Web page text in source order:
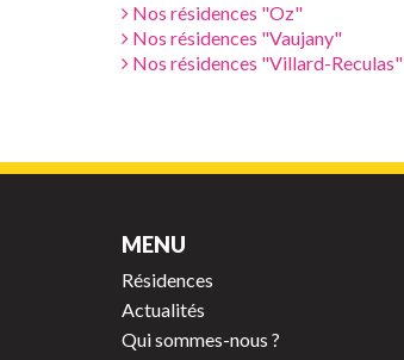
Nos résidences "Oz"
Nos résidences "Vaujany"
Nos résidences "Villard-Reculas"
MENU
Résidences
Actualités
Qui sommes-nous ?